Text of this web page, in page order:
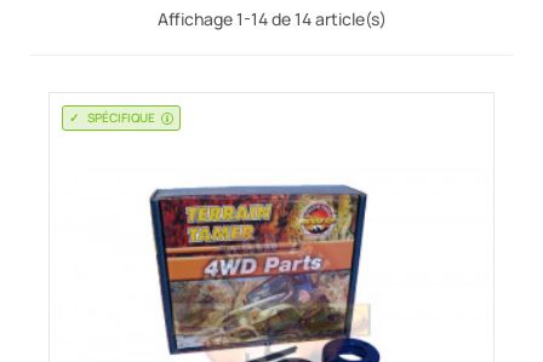
Affichage 1-14 de 14 article(s)
SPÉCIFIQUE